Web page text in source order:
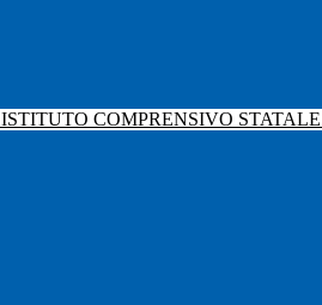
ISTITUTO COMPRENSIVO STATALE